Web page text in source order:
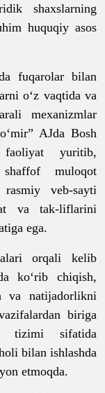
shaxslarning
huquqiy asos
fuqarolar bilan
o‘z vaqtida va
mexanizmlar
AJda Bosh
yuritib,
muloqot
veb-sayti
va tak-liflarini
ega.
orqali kelib
ko‘rib chiqish,
va natijadorlikni
biriga
tizimi sifatida
bilan ishlashda
etmoqda.